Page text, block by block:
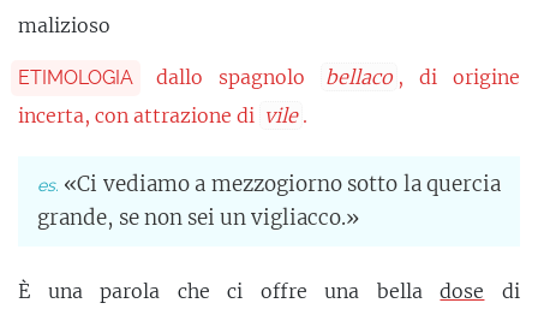
malizioso
ETIMOLOGIA dallo spagnolo bellaco , di origine
incerta, con attrazione di vile .
«Ci vediamo a mezzogiorno sotto la quercia
grande, se non sei un vigliacco.»
È una parola che ci offre una belladose di